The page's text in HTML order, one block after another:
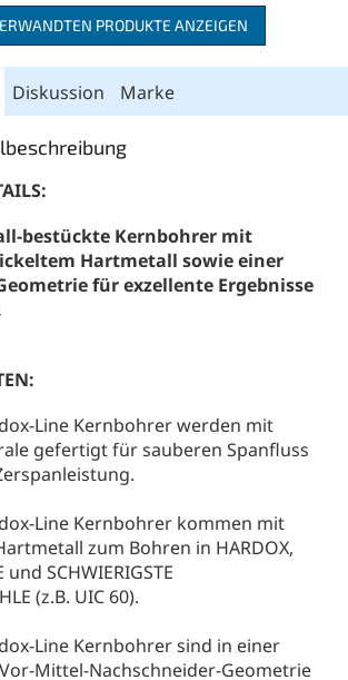
PRODUKTE ANZEIGEN
Diskussion Marke
bestückte Kernbohrer mit
Hartmetall sowie einer
für exzellente Ergebnisse
Line Kernbohrer werden mit
gefertigt für sauberen Spanfluss
Line Kernbohrer kommen mit
zum Bohren in HARDOX,
und SCHWIERIGSTE
(z.B. UIC 60).
Line Kernbohrer sind in einer
Mittel-Nachschneider-Geometrie